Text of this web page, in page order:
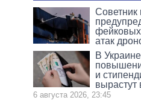
Советник
фейковых
атак
В
и
6 августа 2026, 23:45